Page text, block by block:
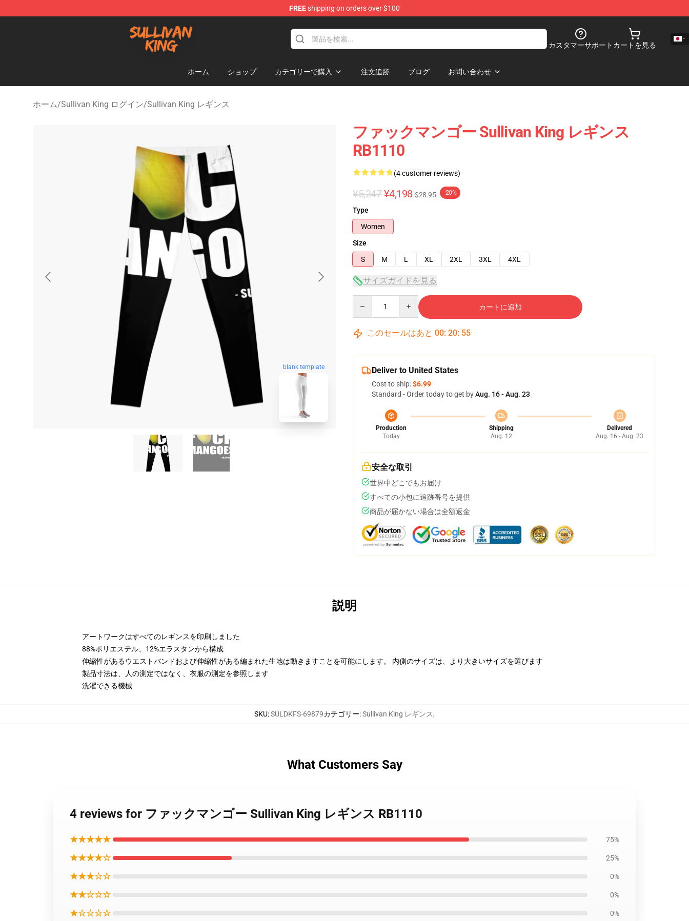
FREEshipping on orders over $100
Sullivan King Shop - Official Sullivan King Merchandise Store
カスタマーサポート カートを見る
ホーム ショップ カテゴリーで購入 注文追跡 ブログ お問い合わせ
ホーム/Sullivan King ログイン/Sullivan King レギンス
blank template
ファックマンゴー Sullivan King レギンス
RB1110
(4 customer reviews)
¥5,247 ¥4,198 $28.95 -20%
Type
Women
Size
S
M L XL 2XL 3XL 4XL
サイズガイドを見る
カートに追加
このセールはあと 00: 20: 54
Deliver to United States
Cost to ship:$6.99
Standard - Order today to get byAug. 16 - Aug. 23
Production
Today
Shipping
Aug. 12
Delivered
Aug. 16 - Aug. 23
安全な取引
世界中どこでもお届け
すべての小包に追跡番号を提供
商品が届かない場合は全額返金
説明
アートワークはすべてのレギンスを印刷しました
88%ポリエステル、12%エラスタンから構成
伸縮性があるウエストバンドおよび伸縮性がある編まれた生地は動きますことを可能にします。 内側のサイズは、より大きいサイズを選びます
製品寸法は、人の測定ではなく、衣服の測定を参照します
洗濯できる機械
SKU:SULDKFS-69879カテゴリー:Sullivan King レギンス,
What Customers Say
4 reviews for ファックマンゴー Sullivan King レギンス RB1110
★★★★★ 75%
★★★★☆ 25%
★★★☆☆ 0%
★★☆☆☆ 0%
★☆☆☆☆ 0%